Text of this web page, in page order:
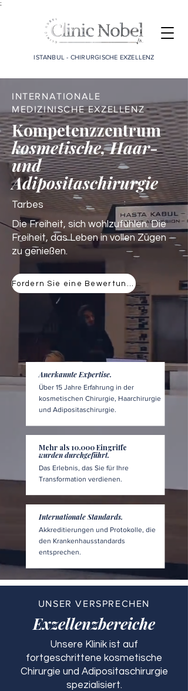
;
ISTANBUL - CHIRURGISCHE EXZELLENZ
INTERNATIONALE
MEDIZINISCHE EXZELLENZ
Kompetenzzentrum
kosmetische, Haar-
und
Adipositaschirurgie
Tarbes
Die Freiheit, sich wohlzufühlen. Die
Freiheit, das Leben in vollen Zügen
zu genießen.
Anerkannte Expertise.
Über 15 Jahre Erfahrung in der
kosmetischen Chirurgie, Haarchirurgie
und Adipositaschirurgie.
Mehr als 10.000 Eingriffe
wurden durchgeführt.
Das Erlebnis, das Sie für Ihre
Transformation verdienen.
Internationale Standards.
Akkreditierungen und Protokolle, die
den Krankenhausstandards
entsprechen.
UNSER VERSPRECHEN
Exzellenzbereiche
Unsere Klinik ist auf
fortgeschrittene kosmetische
Chirurgie und Adipositaschirurgie
spezialisiert.